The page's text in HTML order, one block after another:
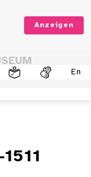
Anzeigen
En